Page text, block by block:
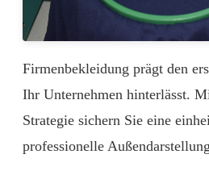
Firmenbekleidung prägt den
Ihr Unternehmen hinterlässt.
Strategie sichern Sie eine
professionelle